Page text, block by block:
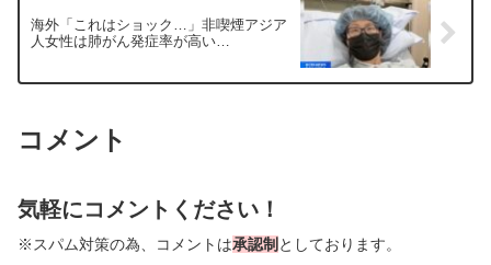
海外「これはショック…」非喫煙アジア
人女性は肺がん発症率が高い…
コメント
気軽にコメントください！
※スパム対策の為、コメントは承認制 としております。